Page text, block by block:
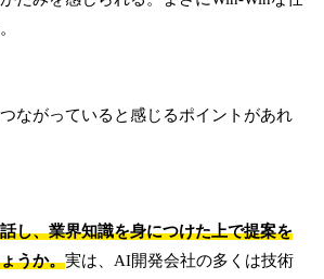
ながっていると感じるポイントがあれ
し、業界知識を身につけた上で提案を
うか。実は、AI開発会社の多くは技術